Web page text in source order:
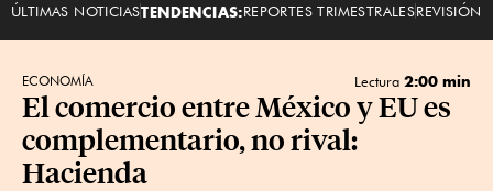
ÚLTIMAS NOTICIASTENDENCIAS:REPORTES TRIMESTRALESREVISIÓN
ECONOMÍA Lectura 2:00 min
El comercio entre México y EU es
complementario, no rival:
Hacienda